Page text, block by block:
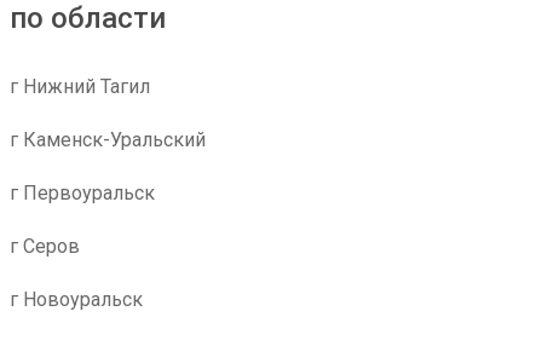
по области
г Нижний Тагил
г Каменск-Уральский
г Первоуральск
г Серов
г Новоуральск